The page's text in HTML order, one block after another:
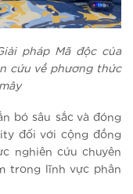
pháp Mã độc của
cứu về phương thức
bó sâu sắc và đóng
đối với cộng đồng
nghiên cứu chuyên
trong lĩnh vực phân